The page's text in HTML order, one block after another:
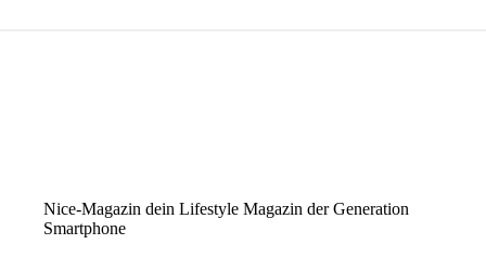
Nice-Magazin dein Lifestyle Magazin der Generation
Smartphone